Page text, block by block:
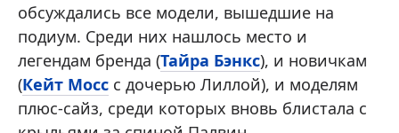
обсуждались все модели, вышедшие на
подиум. Среди них нашлось место и
легендам бренда (Тайра Бэнкс), и новичкам
(Кейт Мосс с дочерью Лиллой), и моделям
плюс-сайз, среди которых вновь блистала с